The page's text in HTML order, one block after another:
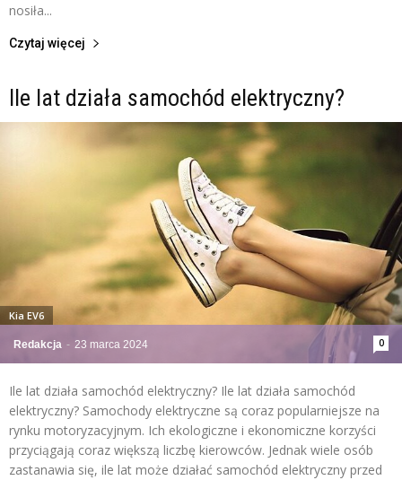
nosiła...
Czytaj więcej
Ile lat działa samochód elektryczny?
Redakcja - 23 marca 2024 0
Kia EV6
Ile lat działa samochód elektryczny? Ile lat działa samochód
elektryczny? Samochody elektryczne są coraz popularniejsze na
rynku motoryzacyjnym. Ich ekologiczne i ekonomiczne korzyści
przyciągają coraz większą liczbę kierowców. Jednak wiele osób
zastanawia się, ile lat może działać samochód elektryczny przed